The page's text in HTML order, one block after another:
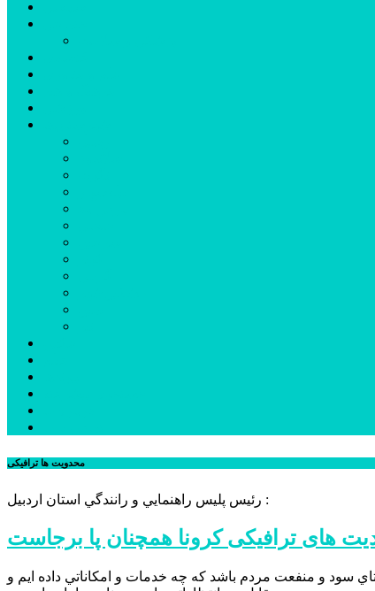
محدویت ها ترافیکی
رئيس پليس راهنمايي و رانندگي استان اردبيل :
های ترافیکی کرونا همچنان پا برجاست
سود و منفعت مردم باشد كه چه خدمات و امكاناتي داده ايم و